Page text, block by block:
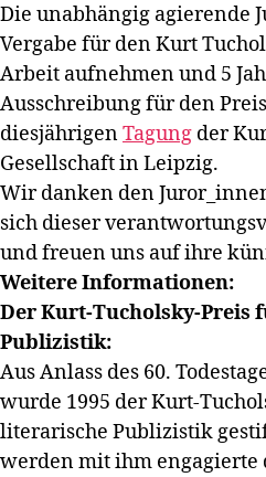
Die unabhängig agierende
Vergabe für den Kurt
Arbeit aufnehmen und 5
Ausschreibung für den
diesjährigenTagung der
Gesellschaft in Leipzig.
Wir danken den
sich dieser
und freuen uns auf ihre
Weitere Informationen:
Der Kurt-Tucholsky-Preis
Publizistik:
Aus Anlass des 60.
wurde 1995 der Kurt-
literarische Publizistik
werden mit ihm engagierte